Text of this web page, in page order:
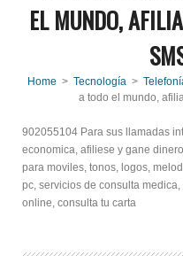
EL MUNDO,
Home > Tecnología>
a todo el mundo,
902055104 Para sus llamadas
economica, afiliese y gane
para moviles, tonos, logos,
pc, servicios de consulta
online, consulta tu carta